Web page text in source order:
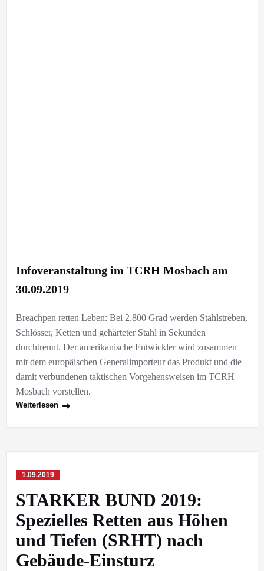
Infoveranstaltung im TCRH Mosbach am
30.09.2019
Breachpen retten Leben: Bei 2.800 Grad werden Stahlstreben,
Schlösser, Ketten und gehärteter Stahl in Sekunden
durchtrennt. Der amerikanische Entwickler wird zusammen
mit dem europäischen Generalimporteur das Produkt und die
damit verbundenen taktischen Vorgehensweisen im TCRH
Mosbach vorstellen.
Weiterlesen
1.09.2019
STARKER BUND 2019:
Spezielles Retten aus Höhen
und Tiefen (SRHT) nach
Gebäude-Einsturz